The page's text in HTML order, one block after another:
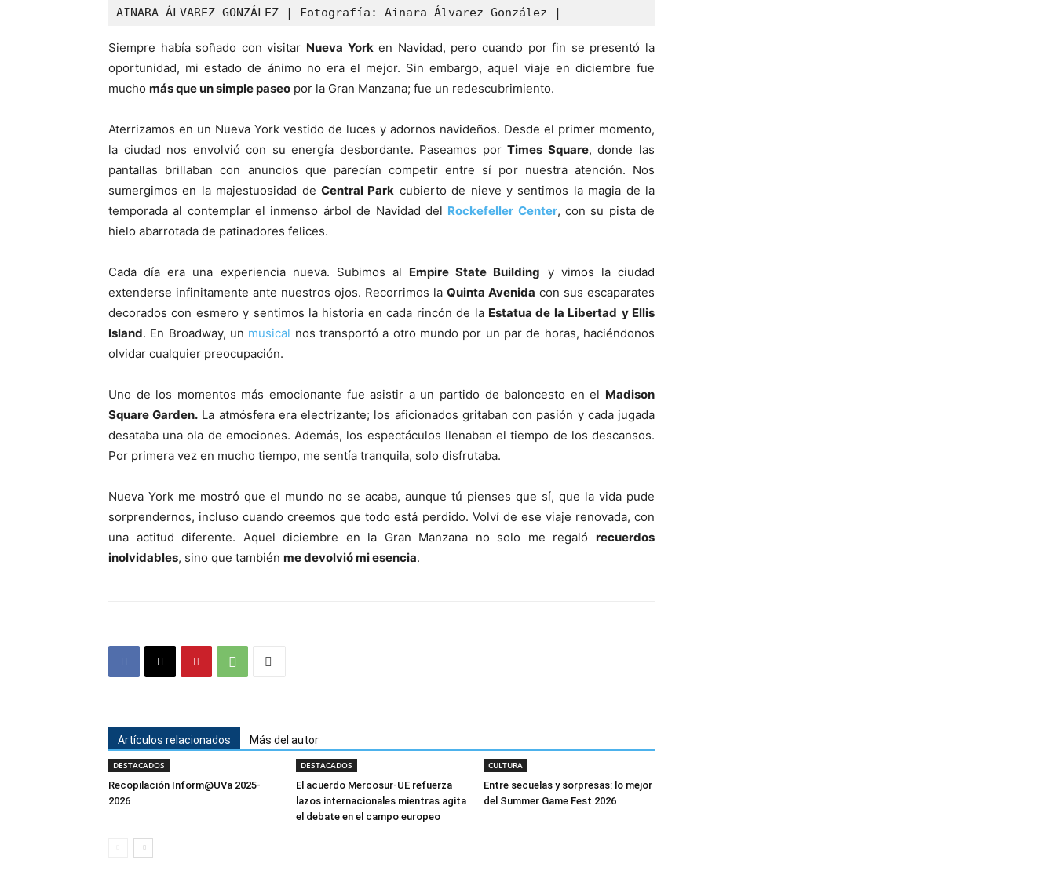
AINARA ÁLVAREZ GONZÁLEZ | Fotografía: Ainara Álvarez González |
Siempre había soñado con visitar Nueva Yorken Navidad, pero cuando por fin se presentó la
oportunidad, mi estado de ánimo no era el mejor. Sin embargo, aquel viaje en diciembre fue
mucho más que un simple paseo por la Gran Manzana; fue un redescubrimiento.
Aterrizamos en un Nueva York vestido de luces y adornos navideños. Desde el primer momento,
la ciudad nos envolvió con su energía desbordante. Paseamos porTimes Square, donde las
pantallas brillaban con anuncios que parecían competir entre sí por nuestra atención. Nos
sumergimos en la majestuosidad de Central Park cubierto de nieve y sentimos la magia de la
temporada al contemplar el inmenso árbol de Navidad del Rockefeller Center, con su pista de
hielo abarrotada de patinadores felices.
Cada día era una experiencia nueva. Subimos al Empire State Building y vimos la ciudad
extenderse infinitamente ante nuestros ojos. Recorrimos la Quinta Avenida con sus escaparates
decorados con esmero y sentimos la historia en cada rincón de la Estatua de la Libertad y Ellis
Island. En Broadway, un musical nos transportó a otro mundo por un par de horas, haciéndonos
olvidar cualquier preocupación.
Uno de los momentos más emocionante fue asistir a un partido de baloncesto en el Madison
Square Garden. La atmósfera era electrizante; los aficionados gritaban con pasión y cada jugada
desataba una ola de emociones. Además, los espectáculos llenaban el tiempo de los descansos.
Por primera vez en mucho tiempo, me sentía tranquila, solo disfrutaba.
Nueva York me mostró que el mundo no se acaba, aunque tú pienses que sí, que la vida pude
sorprendernos, incluso cuando creemos que todo está perdido. Volví de ese viaje renovada, con
una actitud diferente. Aquel diciembre en la Gran Manzana no solo me regaló recuerdos
inolvidables, sino que también me devolvió mi esencia.
Artículos relacionados Más del autor
DESTACADOS
Recopilación Inform@UVa 2025-
2026
DESTACADOS
El acuerdo Mercosur-UE refuerza
lazos internacionales mientras agita
el debate en el campo europeo
CULTURA
Entre secuelas y sorpresas: lo mejor
del Summer Game Fest 2026